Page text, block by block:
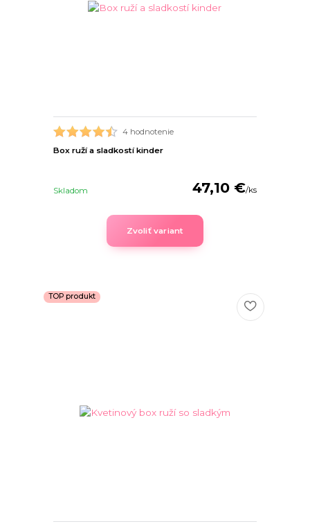
4 hodnotenie
Box ruží a sladkostí kinder
47,10 €/ks
Skladom
Zvoliť variant
TOP produkt